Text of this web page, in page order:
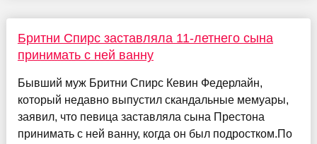
Бритни Спирс заставляла 11-летнего сына
принимать с ней ванну
Бывший муж Бритни Спирс Кевин Федерлайн,
который недавно выпустил скандальные мемуары,
заявил, что певица заставляла сына Престона
принимать с ней ванну, когда он был подростком.По